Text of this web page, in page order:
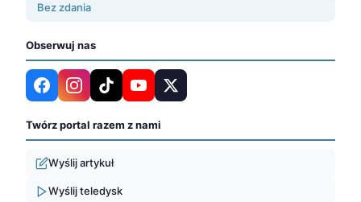
Bez zdania
Obserwuj nas
Twórz portal razem z nami
Wyślij artykuł
Wyślij teledysk